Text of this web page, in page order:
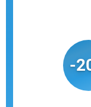
-